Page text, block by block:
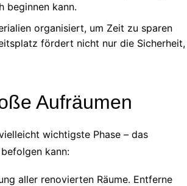
beginnen kann.
organisiert, um Zeit zu sparen
fördert nicht nur die Sicherheit,
Aufräumen
wichtigste Phase – das
kann:
aller renovierten Räume. Entferne